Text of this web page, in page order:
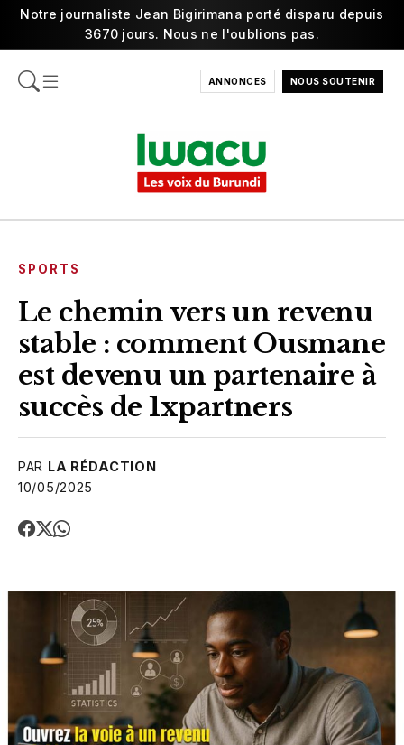
Notre journaliste Jean Bigirimana porté disparu depuis
3670 jours. Nous ne l'oublions pas.
ANNONCES NOUS SOUTENIR
SPORTS
Le chemin vers un revenu
stable : comment Ousmane
est devenu un partenaire à
succès de 1xpartners
PAR LA RÉDACTION
10/05/2025